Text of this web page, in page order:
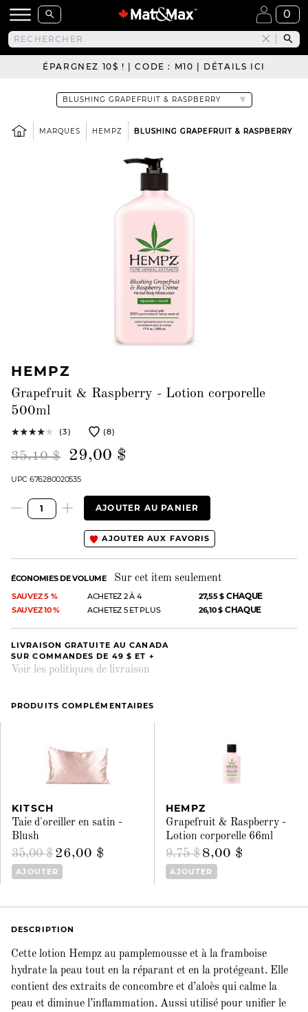
0
ÉPARGNEZ 10$ ! | CODE : M10 | DÉTAILS ICI
MARQUES HEMPZ BLUSHING GRAPEFRUIT & RASPBERRY
HEMPZ
Grapefruit & Raspberry - Lotion corporelle
500ml
(3) (8)
35,10 $ 29,00 $
UPC 676280020535
AJOUTER AU PANIER
AJOUTER AUX FAVORIS
ÉCONOMIES DE VOLUME Sur cet item seulement
SAUVEZ 5 % ACHETEZ 2 À 4 27,55 $ CHAQUE
SAUVEZ 10 % ACHETEZ 5 ET PLUS 26,10 $ CHAQUE
LIVRAISON GRATUITE AU CANADA
SUR COMMANDES DE 49 $ ET +
Voir les politiques de livraison
PRODUITS COMPLÉMENTAIRES
KITSCH
Taie d'oreiller en satin -
Blush
35,00 $ 26,00 $
AJOUTER
HEMPZ
Grapefruit & Raspberry -
Lotion corporelle 66ml
9,75 $ 8,00 $
AJOUTER
DESCRIPTION
Cette lotion Hempz au pamplemousse et à la framboise
hydrate la peau tout en la réparant et en la protégeant. Elle
contient des extraits de concombre et d’aloès qui calme la
peau et diminue l’inflammation. Aussi utilisé pour unifier le